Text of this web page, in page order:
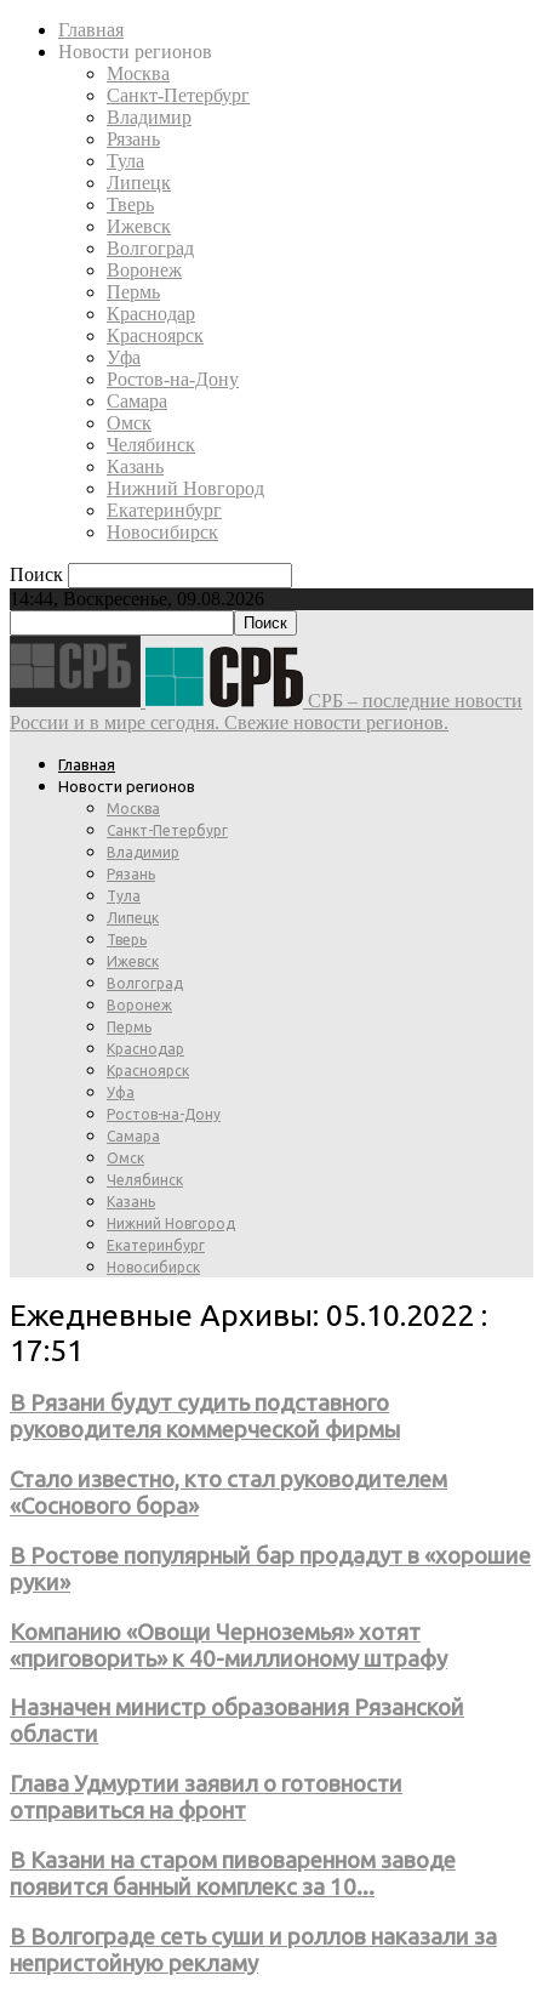
Главная
Новости регионов
Москва
Санкт-Петербург
Владимир
Рязань
Тула
Липецк
Тверь
Ижевск
Волгоград
Воронеж
Пермь
Краснодар
Красноярск
Уфа
Ростов-на-Дону
Самара
Омск
Челябинск
Казань
Нижний Новгород
Екатеринбург
Новосибирск
Поиск
14:44, Воскресенье, 09.08.2026
СРБ – последние новости
России и в мире сегодня. Свежие новости регионов.
Главная
Новости регионов
Москва
Санкт-Петербург
Владимир
Рязань
Тула
Липецк
Тверь
Ижевск
Волгоград
Воронеж
Пермь
Краснодар
Красноярск
Уфа
Ростов-на-Дону
Самара
Омск
Челябинск
Казань
Нижний Новгород
Екатеринбург
Новосибирск
Ежедневные Архивы: 05.10.2022 :
17:51
В Рязани будут судить подставного
руководителя коммерческой фирмы
Стало известно, кто стал руководителем
«Соснового бора»
В Ростове популярный бар продадут в «хорошие
руки»
Компанию «Овощи Черноземья» хотят
«приговорить» к 40-миллионому штрафу
Назначен министр образования Рязанской
области
Глава Удмуртии заявил о готовности
отправиться на фронт
В Казани на старом пивоваренном заводе
появится банный комплекс за 10...
В Волгограде сеть суши и роллов наказали за
непристойную рекламу